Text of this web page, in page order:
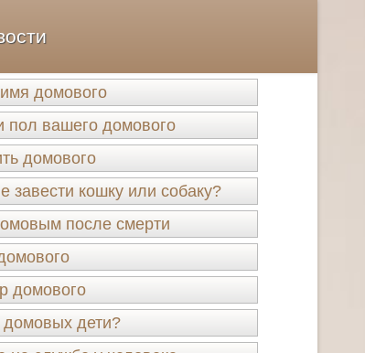
имя домового
пол вашего домового
домового
завести кошку или собаку?
после смерти
домового
дети?